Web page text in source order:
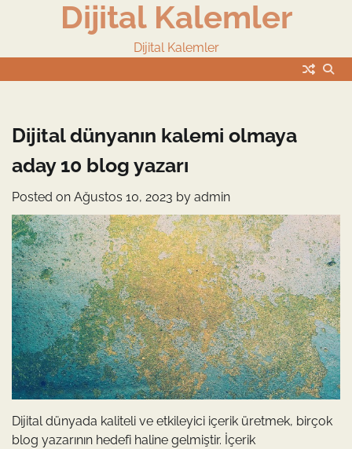
Dijital Kalemler
Dijital Kalemler
Dijital dünyanın kalemi olmaya
aday 10 blog yazarı
Posted on Ağustos 10, 2023 by admin
Dijital dünyada kaliteli ve etkileyici içerik üretmek, birçok
blog yazarının hedefi haline gelmiştir. İçerik